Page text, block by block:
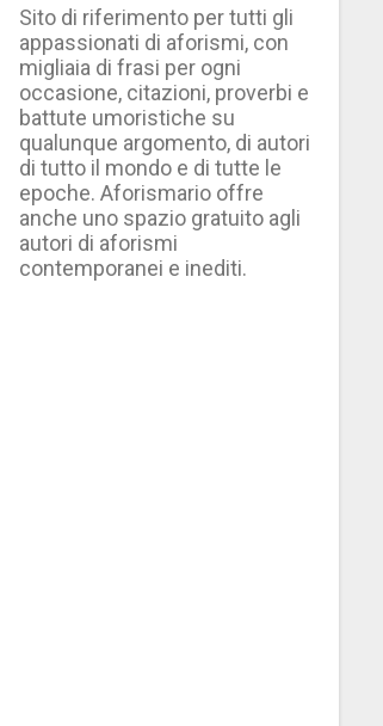
Sito di riferimento per tutti gli
appassionati di aforismi, con
migliaia di frasi per ogni
occasione, citazioni, proverbi e
battute umoristiche su
qualunque argomento, di autori
di tutto il mondo e di tutte le
epoche. Aforismario offre
anche uno spazio gratuito agli
autori di aforismi
contemporanei e inediti.